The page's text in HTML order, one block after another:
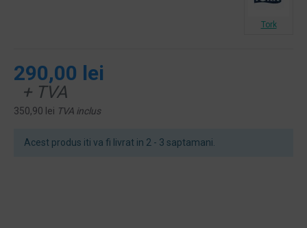
Acest produs iti va fi livrat in 2 - 3 saptamani.
290,00 lei
+ TVA
350,90 lei TVA inclus
Tork